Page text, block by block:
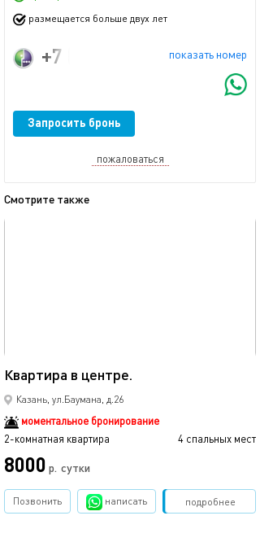
размещается больше двух лет
показать номер
+7 (962) 559-18-87
Запросить бронь
пожаловаться
Смотрите также
Квартира в центре.
Казань, ул.Баумана, д.26
моментальное бронирование
2-комнатная квартира
4 спальных мест
8000 р. сутки
подробнее
Позвонить написать Забронировать